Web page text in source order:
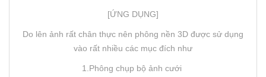
[ỨNG DỤNG]
Do lên ảnh rất chân thực nên phông nền 3D được sử dụng
vào rất nhiều các mục đích như
1.Phông chụp bộ ảnh cưới